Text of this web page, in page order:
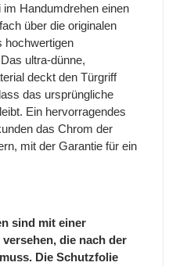
Handumdrehen einen
über die originalen
hochwertigen
ultra-dünne,
deckt den Türgriff
das ursprüngliche
Ein hervorragendes
das Chrom der
mit der Garantie für ein
sind mit einer
die nach der
Die Schutzfolie